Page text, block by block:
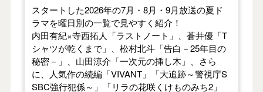
スタートした2026年の7月・8月・9月放送の夏ド
ラマを曜日別の一覧で見やすく紹介！
内田有紀×寺西拓人「ラストノート」、蒼井優「T
シャツが乾くまで」、松村北斗「告白－25年目の
秘密－」、山田涼介「一次元の挿し木」、さら
に、人気作の続編「VIVANT」「大追跡～警視庁S
SBC強行犯係～」「リラの花咲くけものみち2」